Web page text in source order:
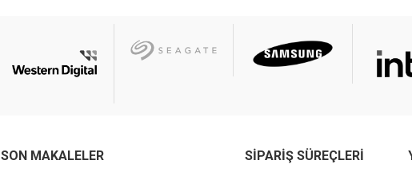
SON MAKALELER SIPARIŞ SÜREÇLERI